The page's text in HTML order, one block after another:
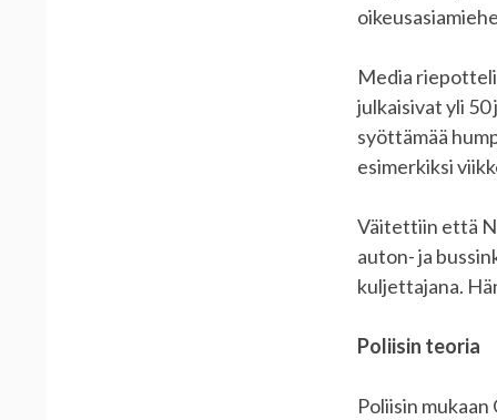
Media
julkaisivat yli
syöttämää
esimerkiksi
Väitettiin että
auton- ja
kuljettajana.
Poliisin teoria
Poliisin